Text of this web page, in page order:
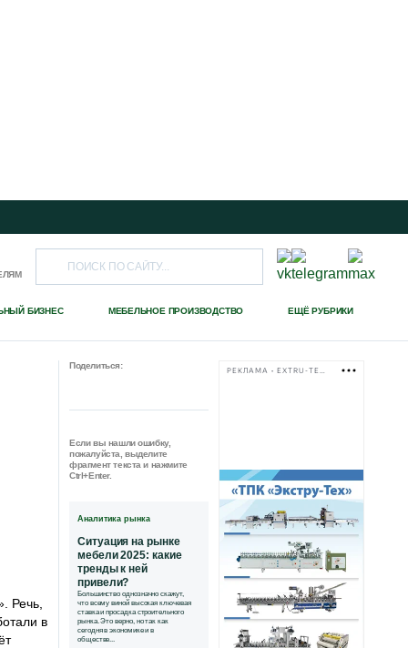
БИЗНЕС МЕБЕЛЬНОЕ ПРОИЗВОДСТВО ЕЩЁ РУБРИКИ
Речь,
в
Поделиться:
Если вы нашли ошибку,
пожалуйста, выделите
фрагмент текста и нажмите
Ctrl+Enter.
Аналитика рынка
Ситуация на рынке
мебели 2025: какие
тренды к ней
привели?
Большинство однозначно скажут,
что всему виной высокая ключевая
ставка и просадка строительного
рынка. Это верно, но так как
сегодня в экономике и в
обществе...